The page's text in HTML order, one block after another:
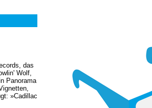
das
Wolf,
Panorama
»Cadillac